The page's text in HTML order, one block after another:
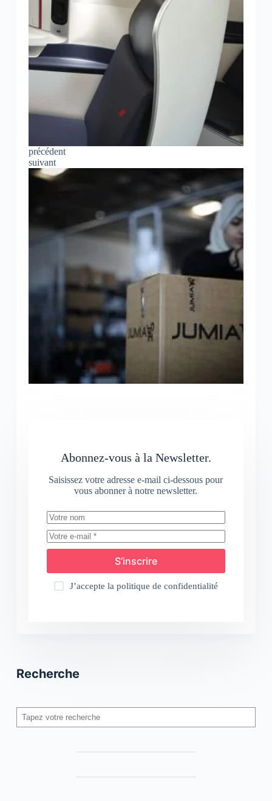
précédent
suivant
Abonnez-vous à la Newsletter.
Saisissez votre adresse e-mail ci-dessous pour
vous abonner à notre newsletter.
S’inscrire
J’accepte la politique de confidentialité
Recherche
Rechercher